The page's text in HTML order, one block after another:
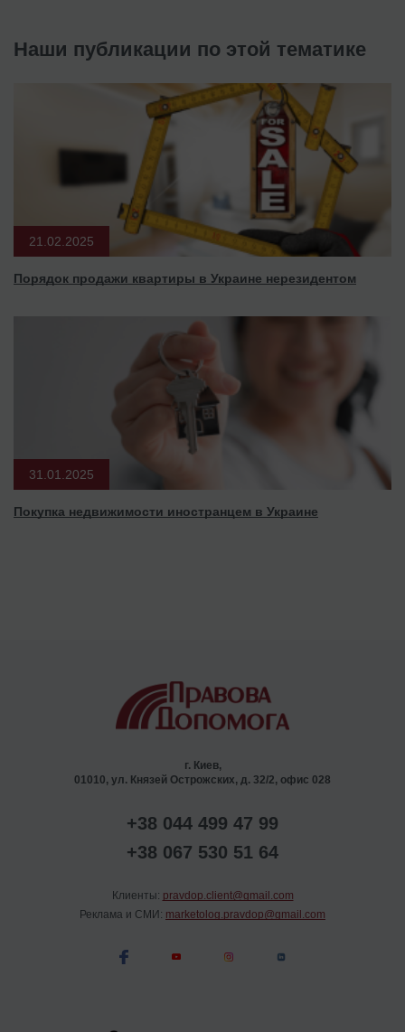
Наши публикации по этой тематике
21.02.2025
Порядок продажи квартиры в Украине нерезидентом
31.01.2025
Покупка недвижимости иностранцем в Украине
г. Киев,
01010, ул. Князей Острожских, д. 32/2, офис 028
+38 044 499 47 99
+38 067 530 51 64
Клиенты: pravdop.client@gmail.com
Реклама и СМИ: marketolog.pravdop@gmail.com